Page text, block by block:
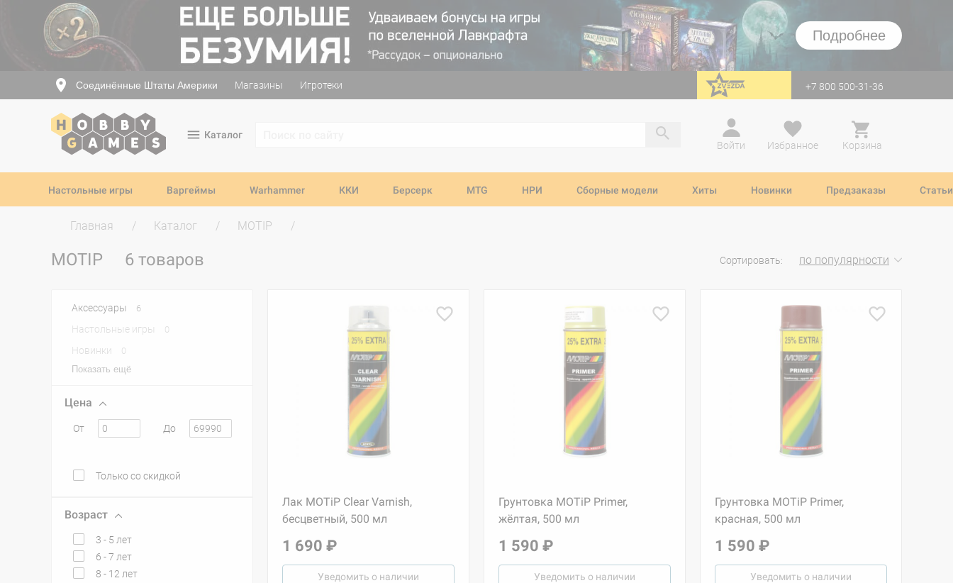
Подробнее
Соединённые Штаты Америки Магазины Игротеки перейти на Zvezda +7 800 500-31-36
Каталог
Войти
Избранное Корзина
Настольные игры Варгеймы Warhammer ККИ Берсерк MTG НРИ Сборные модели Хиты Новинки Предзаказы Статьи
Главная Каталог MOTIP
MOTIP 6 товаров Сортировать: по популярности
Аксессуары 6
Настольные игры 0
Новинки
0
Показать ещё
Цена
От До
Только со скидкой
Возраст
3 - 5 лет
6 - 7 лет
8 - 12 лет
Лак MOTiP Clear Varnish,
бесцветный, 500 мл
1 690 ₽
Уведомить о наличии
Грунтовка MOTiP Primer,
жёлтая, 500 мл
1 590 ₽
Уведомить о наличии
Грунтовка MOTiP Primer,
красная, 500 мл
1 590 ₽
Уведомить о наличии